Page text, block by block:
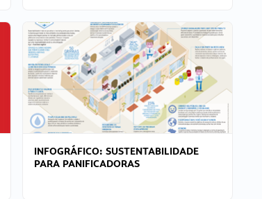
INFOGRÁFICO: SUSTENTABILIDADE
PARA PANIFICADORAS